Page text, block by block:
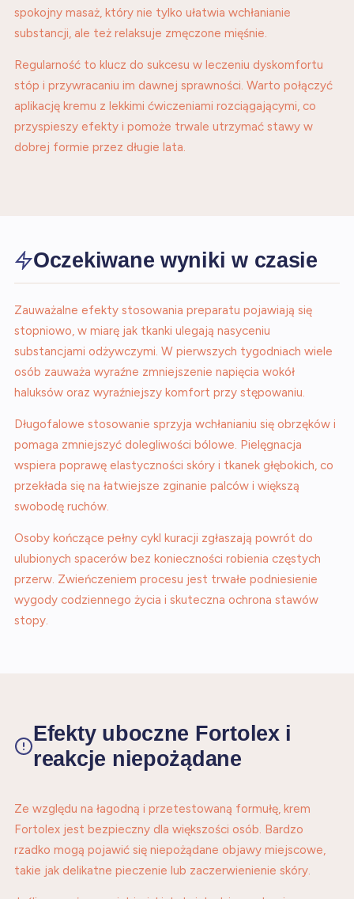
spokojny masaż, który nie tylko ułatwia wchłanianie
substancji, ale też relaksuje zmęczone mięśnie.
Regularność to klucz do sukcesu w leczeniu dyskomfortu
stóp i przywracaniu im dawnej sprawności. Warto połączyć
aplikację kremu z lekkimi ćwiczeniami rozciągającymi, co
przyspieszy efekty i pomoże trwale utrzymać stawy w
dobrej formie przez długie lata.
Oczekiwane wyniki w czasie
Zauważalne efekty stosowania preparatu pojawiają się
stopniowo, w miarę jak tkanki ulegają nasyceniu
substancjami odżywczymi. W pierwszych tygodniach wiele
osób zauważa wyraźne zmniejszenie napięcia wokół
haluksów oraz wyraźniejszy komfort przy stępowaniu.
Długofalowe stosowanie sprzyja wchłanianiu się obrzęków i
pomaga zmniejszyć dolegliwości bólowe. Pielęgnacja
wspiera poprawę elastyczności skóry i tkanek głębokich, co
przekłada się na łatwiejsze zginanie palców i większą
swobodę ruchów.
Osoby kończące pełny cykl kuracji zgłaszają powrót do
ulubionych spacerów bez konieczności robienia częstych
przerw. Zwieńczeniem procesu jest trwałe podniesienie
wygody codziennego życia i skuteczna ochrona stawów
stopy.
Efekty uboczne Fortolex i
reakcje niepożądane
Ze względu na łagodną i przetestowaną formułę, krem
Fortolex jest bezpieczny dla większości osób. Bardzo
rzadko mogą pojawić się niepożądane objawy miejscowe,
takie jak delikatne pieczenie lub zaczerwienienie skóry.